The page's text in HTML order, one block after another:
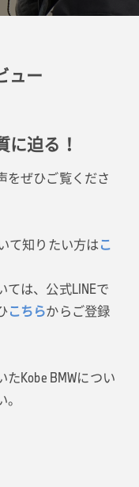
ュー
に迫る！
をぜひご覧くださ
て知りたい方はこ
は、公式LINEで
こちらからご登録
Kobe BMWについ